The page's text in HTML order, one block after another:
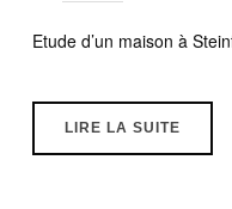
Etude d’un maison à
LIRE LA SUITE